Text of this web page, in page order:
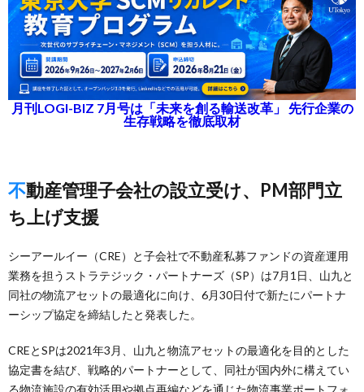
月刊LOGI-BIZ 7月号は「未来を創る輸送改革」 先行企業の
生存戦略を徹底取材
不動産管理子会社の設立受け、PM部門立
ち上げ支援
シーアールイー（CRE）と子会社で不動産私募ファンドの資産運用
業務を担うストラテジック・パートナーズ（SP）は7月1日、山九と
同社の物流アセットの最適化に向け、6月30日付で新たにパートナ
ーシップ協定を締結したと発表した。
CREとSPは2021年3月、山九と物流アセットの最適化を目的とした
協定書を結び、戦略的パートナーとして、同社が国内外に構えてい
る物流施設の有効活用や拠点再編などを通じた物流事業ポートフォ